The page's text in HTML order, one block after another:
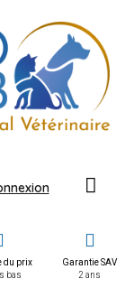
du prix
bas
Garantie SAV
2 ans